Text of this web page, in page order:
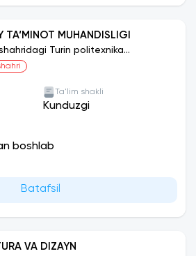
TA‘MINOT MUHANDISLIGI
Turin politexnika
Ta'lim shakli
Kunduzgi
boshlab
Batafsil
VA DIZAYN